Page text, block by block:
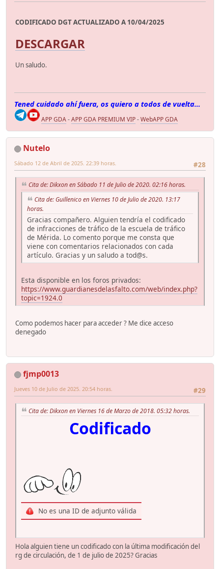
CODIFICADO DGT ACTUALIZADO A 10/04/2025
DESCARGAR
Un saludo.
Tened cuidado ahí fuera, os quiero a todos de vuelta...
APP GDA-APP GDA PREMIUM VIP-WebAPP GDA
Nutelo
#28
Sábado 12 de Abril de 2025. 22:39 horas.
Cita de: Dikxon en Sábado 11 de Julio de 2020. 02:16 horas.
Cita de: Guillenico en Viernes 10 de Julio de 2020. 13:17
horas.
Gracias compañero. Alguien tendría el codificado
de infracciones de tráfico de la escuela de tráfico
de Mérida. Lo comento porque me consta que
viene con comentarios relacionados con cada
artículo. Gracias y un saludo a tod@s.
Esta disponible en los foros privados:
https://www.guardianesdelasfalto.com/web/index.php?
topic=1924.0
Como podemos hacer para acceder ? Me dice acceso
denegado
fjmp0013
#29
Jueves 10 de Julio de 2025. 20:54 horas.
Cita de: Dikxon en Viernes 16 de Marzo de 2018. 05:32 horas.
Codificado
No es una ID de adjunto válida
Hola alguien tiene un codificado con la última modificación del
rg de circulación, de 1 de julio de 2025? Gracias